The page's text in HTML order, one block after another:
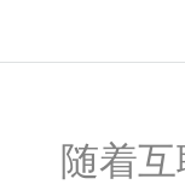
随着